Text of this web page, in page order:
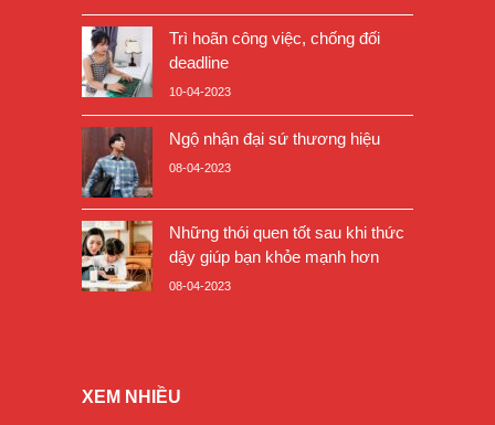
Trì hoãn công việc, chống đối
deadline
10-04-2023
Ngộ nhận đại sứ thương hiệu
08-04-2023
Những thói quen tốt sau khi thức
dậy giúp bạn khỏe mạnh hơn
08-04-2023
XEM NHIỀU